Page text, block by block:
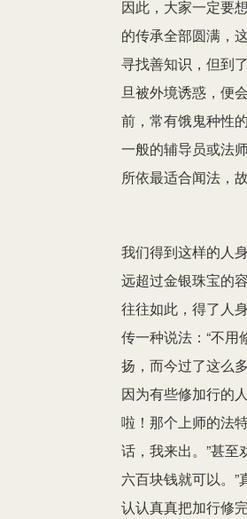
因此，大家一定要
的传承全部圆满，
寻找善知识，但到
旦被外境诱惑，便
前，常有饿鬼种性
一般的辅导员或法
所依最适合闻法，
我们得到这样的人
远超过金银珠宝的
往往如此，得了人
传一种说法：“不
扬，而今过了这么
因为有些修加行的
啦！那个上师的法
话，我来出。”甚
六百块钱就可以。
认认真真把加行修